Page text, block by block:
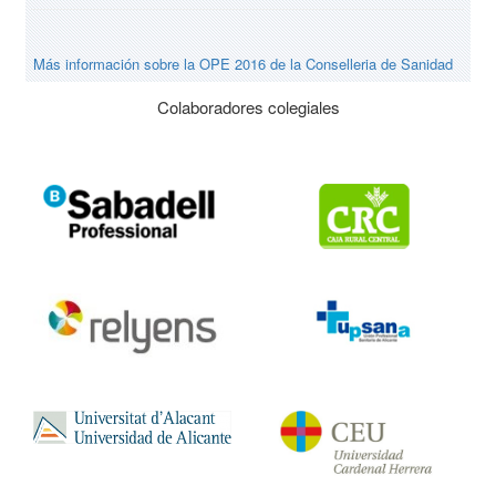
Más información sobre la OPE 2016 de la Conselleria de Sanidad
Colaboradores colegiales